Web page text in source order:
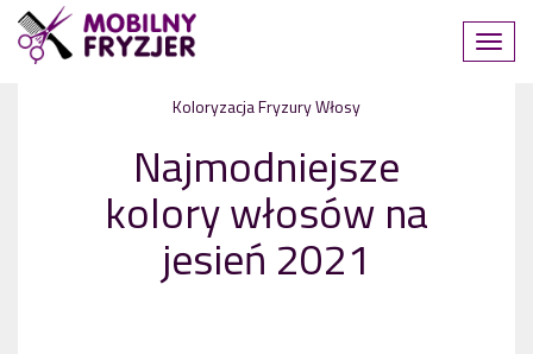
KoloryzacjaFryzuryWłosy
Najmodniejsze
kolory włosów na
jesień 2021